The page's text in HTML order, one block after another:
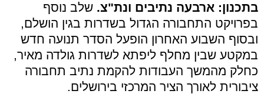
בתכנון: ארבעה נתיבים ונת"צ. שלב נוסף
בפרויקט התחבורה הגדול בשדרות בגין הושלם,
ובסוף השבוע האחרון הופעל הסדר תנועה חדש
במקטע שבין מחלף ליפתא לשדרות גולדה מאיר,
כחלק מהמשך העבודות להקמת נתיב תחבורה
ציבורית לאורך הציר המרכזי בירושלים.